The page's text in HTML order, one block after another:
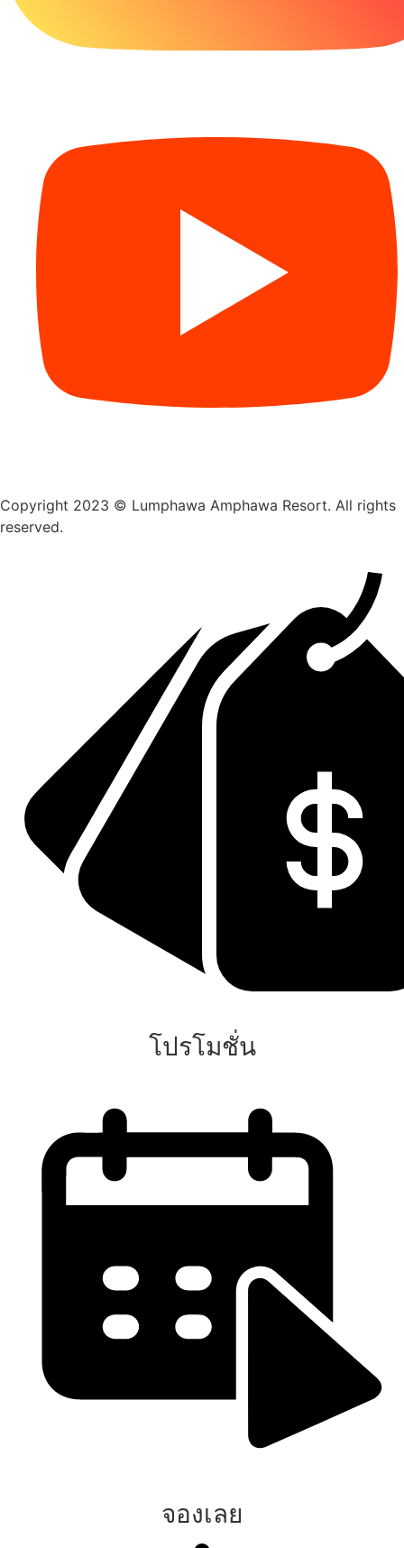
Copyright 2023 © Lumphawa Amphawa Resort. All rights
reserved.
โปรโมชั่น
จองเลย